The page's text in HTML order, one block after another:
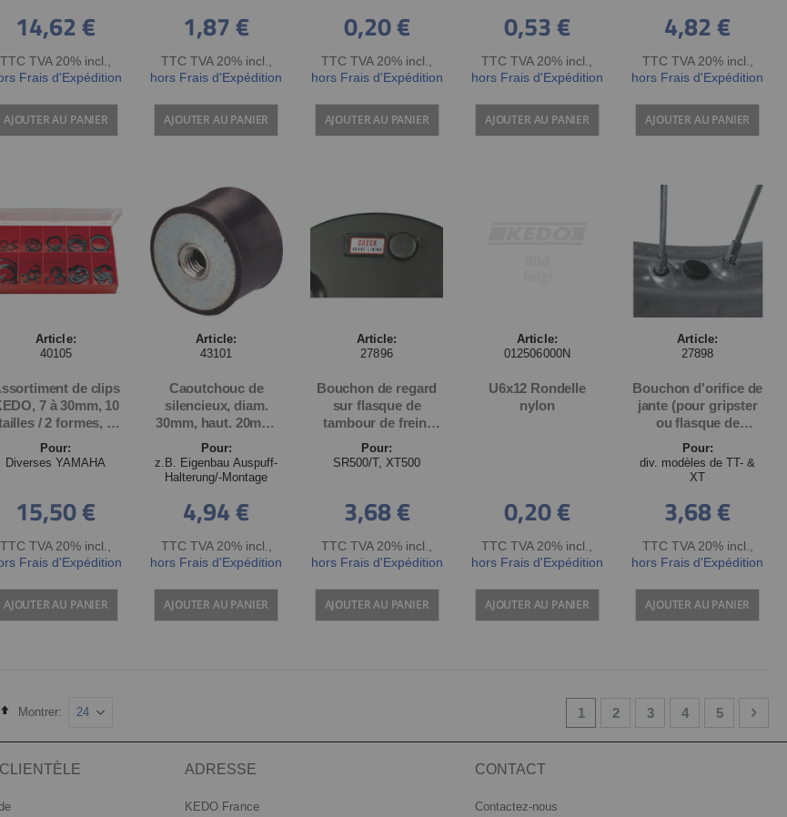
14,62 €
TTC TVA 20% incl.
Frais d'Expédition
AJOUTER AU PANIER
thread
1,87 €
TTC TVA 20% incl.
hors Frais d'Expédition
AJOUTER AU PANIER
0,20 €
TTC TVA 20% incl.
hors Frais d'Expédition
AJOUTER AU PANIER
0,53 €
TTC TVA 20% incl.
hors Frais d'Expédition
AJOUTER AU PANIER
4,82 €
TTC TVA 20% incl.
hors Frais d'Expédition
AJOUTER AU PANIER
Article:
40105
de clips
7 à 30mm, 10
/ 2 formes, 5
de chaque
Pour:
Diverses YAMAHA
15,50 €
TTC TVA 20% incl.
Frais d'Expédition
AJOUTER AU PANIER
Article:
43101
Caoutchouc de
silencieux, diam.
30mm, haut. 20mm,
pas de 8mm intérieur
des 2 cotés, résiste
150°C, bon
vibrations
Pour:
z.B. Eigenbau Auspuff-
Halterung/-Montage
4,94 €
TTC TVA 20% incl.
hors Frais d'Expédition
AJOUTER AU PANIER
Article:
27896
Bouchon de regard
sur flasque de
tambour de frein,
noir, pièce
Pour:
SR500/T, XT500
3,68 €
TTC TVA 20% incl.
hors Frais d'Expédition
AJOUTER AU PANIER
Article:
012506000N
U6x12 Rondelle
nylon
0,20 €
TTC TVA 20% incl.
hors Frais d'Expédition
AJOUTER AU PANIER
Article:
27898
Bouchon d'orifice de
jante (pour gripster
ou flasque de
tambour), noir, OEM,
pièce
Pour:
div. modèles de TT- &
XT
3,68 €
TTC TVA 20% incl.
hors Frais d'Expédition
AJOUTER AU PANIER
Set
PageYou're currently reading page
1 Page
2 Page
3 Page
4 Page
5 Page
Montrer
ADRESSE
KEDO France
CONTACT
Contactez-nous